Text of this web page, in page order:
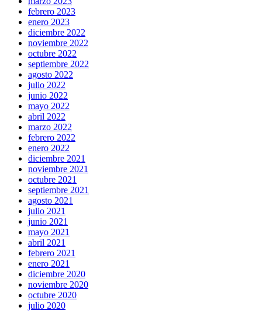
febrero 2023
enero 2023
diciembre 2022
noviembre 2022
octubre 2022
septiembre 2022
agosto 2022
julio 2022
junio 2022
mayo 2022
abril 2022
marzo 2022
febrero 2022
enero 2022
diciembre 2021
noviembre 2021
octubre 2021
septiembre 2021
agosto 2021
julio 2021
junio 2021
mayo 2021
abril 2021
febrero 2021
enero 2021
diciembre 2020
noviembre 2020
octubre 2020
julio 2020